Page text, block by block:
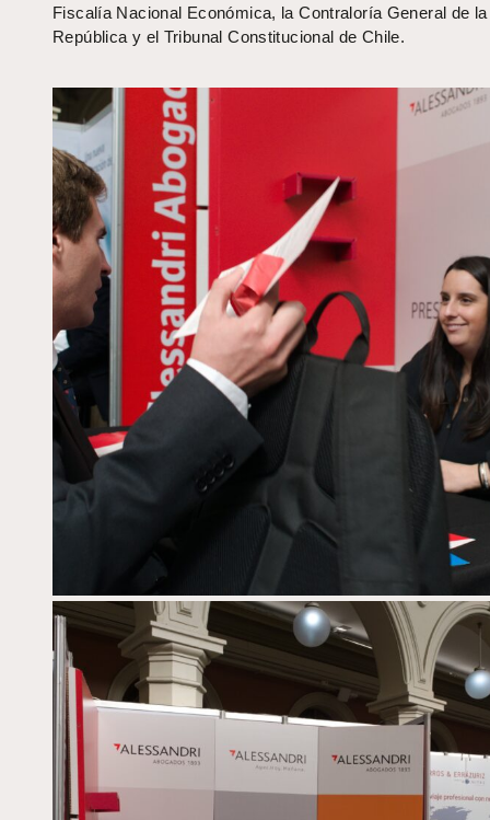
Fiscalía Nacional Económica, la Contraloría General de la
República y el Tribunal Constitucional de Chile.